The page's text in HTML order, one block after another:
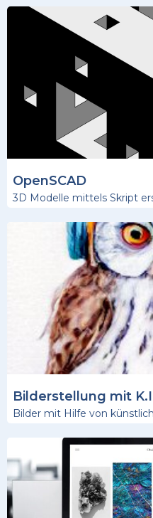
OpenSCAD
3D Modelle mittels Skript
Bilderstellung mit
Bilder mit Hilfe von